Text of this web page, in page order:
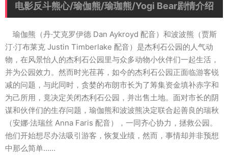
电影反斗熊心/瑜伽熊/瑜珈熊/Yogi Bear剧情介绍
瑜伽熊（丹·艾克罗伊德 Dan Aykroyd 配音）和波波熊（贾斯
汀·汀布莱克 Justin Timberlake 配音）是杰利石公园的人气动
物，在风景怡人的杰利石公园里与众多动物小伙伴们一起生活，
并为公园效力。然而时光荏苒，如今的杰利石公园正面临游客锐
减的问题，与此同时，贪婪的布朗市长为了筹集资金填补赤字和
为己所用，竟决定关闭杰利石公园，并出售土地。面对市长的阴
谋和伙伴们的生存问题，瑜伽熊和波波熊决定联合起善良的瑞秋
（安娜·法瑞丝 Anna Faris 配音），一同齐心协力，拯救公园。
他们开始想尽办法吸引游客，恢复业绩，然而，事情却并非预想
中那么简单……